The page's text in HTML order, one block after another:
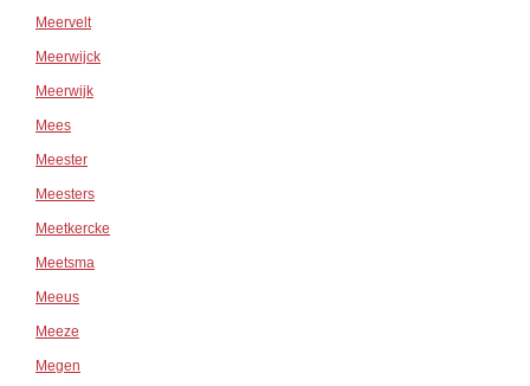
Meervelt
Meerwijck
Meerwijk
Mees
Meester
Meesters
Meetkercke
Meetsma
Meeus
Meeze
Megen